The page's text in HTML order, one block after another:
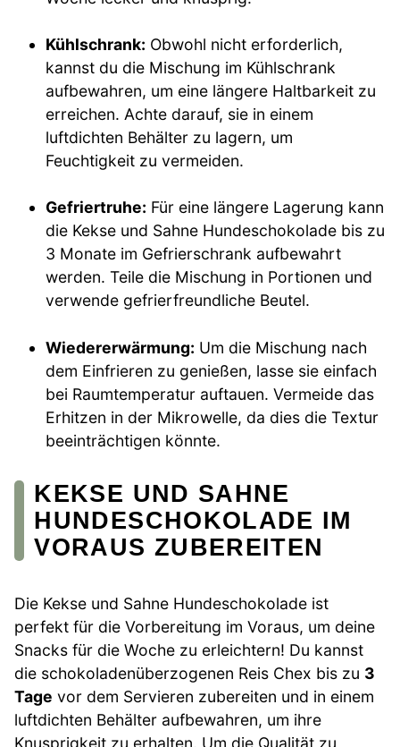
Kühlschrank: Obwohl nicht erforderlich,
kannst du die Mischung im Kühlschrank
aufbewahren, um eine längere Haltbarkeit zu
erreichen. Achte darauf, sie in einem
luftdichten Behälter zu lagern, um
Feuchtigkeit zu vermeiden.
Gefriertruhe: Für eine längere Lagerung kann
die Kekse und Sahne Hundeschokolade bis zu
3 Monate im Gefrierschrank aufbewahrt
werden. Teile die Mischung in Portionen und
verwende gefrierfreundliche Beutel.
Wiedererwärmung: Um die Mischung nach
dem Einfrieren zu genießen, lasse sie einfach
bei Raumtemperatur auftauen. Vermeide das
Erhitzen in der Mikrowelle, da dies die Textur
beeinträchtigen könnte.
KEKSE UND SAHNE
HUNDESCHOKOLADE IM
VORAUS ZUBEREITEN
Die Kekse und Sahne Hundeschokolade ist
perfekt für die Vorbereitung im Voraus, um deine
Snacks für die Woche zu erleichtern! Du kannst
die schokoladenüberzogenen Reis Chex bis zu 3
Tage vor dem Servieren zubereiten und in einem
luftdichten Behälter aufbewahren, um ihre
Knusprigkeit zu erhalten. Um die Qualität zu